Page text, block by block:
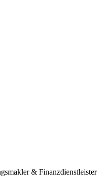
& Finanzdienstleister